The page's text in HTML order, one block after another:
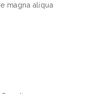
magna aliqua